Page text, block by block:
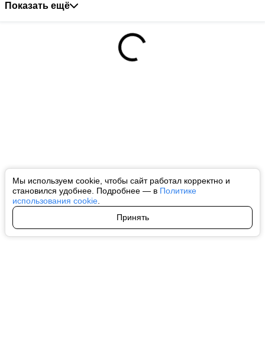
Мы используем cookie, чтобы сайт работал корректно и
становился удобнее. Подробнее — в Политике
использования cookie
Принять
Показать ещё